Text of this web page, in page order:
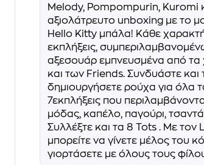
Melody, Pompompurin, Kuromi
αξιολάτρευτο unboxing με το
Hello Kitty μπάλα! Κάθε
εκπλήξεις,
αξεσουάρ εμπνευσμένα από τα
και των Friends. Συνδυάστε και
δημιουργήσετε ρούχα για όλα
7εκπλήξεις που
μόδας, καπέλο, παγούρι,
Συλλέξτε και τα 8 Tots . Με τον
μπορείτε να γίνετε μέλος του
γιορτάσετε με όλους τους